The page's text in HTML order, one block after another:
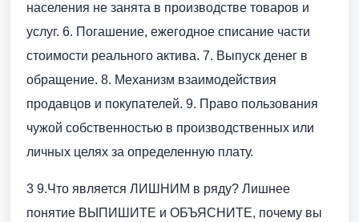
населения не занята в производстве товаров и
услуг. 6. Погашение, ежегодное списание части
стоимости реального актива. 7. Выпуск денег в
обращение. 8. Механизм взаимодействия
продавцов и покупателей. 9. Право пользования
чужой собственностью в производственных или
личных целях за определенную плату.
3 9.Что является ЛИШНИМ в ряду? Лишнее
понятие ВЫПИШИТЕ и ОБЪЯСНИТЕ, почему вы